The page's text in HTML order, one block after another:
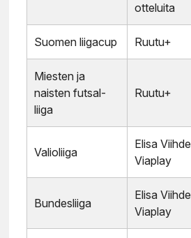
otteluita
Suomen liigacup Ruutu+
Miesten ja
naisten futsal-
liiga
Ruutu+
Valioliiga
Elisa Viihde
Viaplay
Bundesliiga
Elisa Viihde
Viaplay